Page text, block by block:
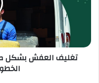
تغليف العفش بشكل